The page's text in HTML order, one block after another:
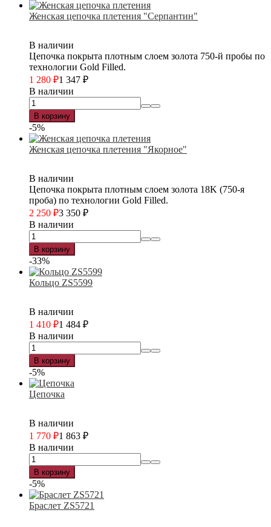
Женская цепочка плетения "Серпантин"
В наличии
Цепочка покрыта плотным слоем золота 750-й пробы по
технологии Gold Filled.
1 280 ₽1 347 ₽
В наличии
В корзину
-5%
Женская цепочка плетения "Якорное"
В наличии
Цепочка покрыта плотным слоем золота 18K (750-я
проба) по технологии Gold Filled.
2 250 ₽3 350 ₽
В наличии
В корзину
-33%
Кольцо ZS5599
В наличии
1 410 ₽1 484 ₽
В наличии
В корзину
-5%
Цепочка
В наличии
1 770 ₽1 863 ₽
В наличии
В корзину
-5%
Браслет ZS5721